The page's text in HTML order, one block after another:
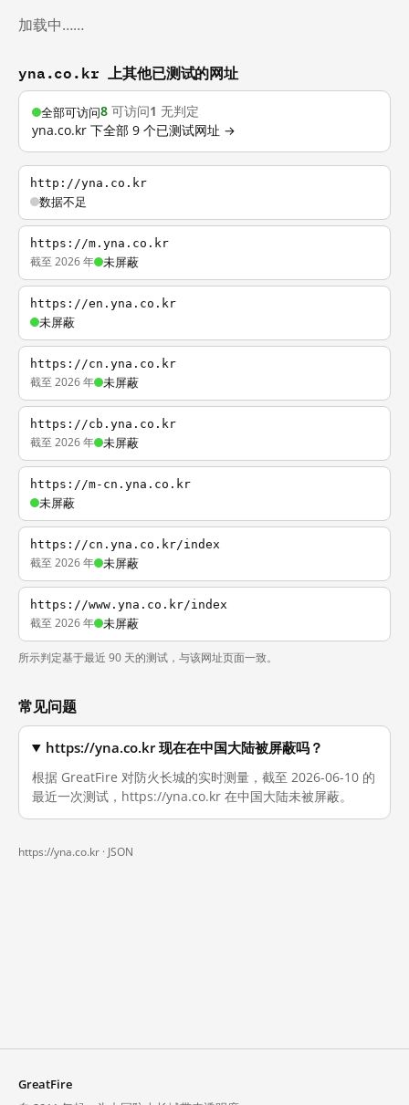
加载中……
yna.co.kr 上其他已测试的网址
全部可访问8 可访问1 无判定
yna.co.kr 下全部 9 个已测试网址 →
http://yna.co.kr
数据不足
https://m.yna.co.kr
截至 2026 年 未屏蔽
https://en.yna.co.kr
未屏蔽
https://cn.yna.co.kr
截至 2026 年 未屏蔽
https://cb.yna.co.kr
截至 2026 年 未屏蔽
https://m-cn.yna.co.kr
未屏蔽
https://cn.yna.co.kr/index
截至 2026 年 未屏蔽
https://www.yna.co.kr/index
截至 2026 年 未屏蔽
所示判定基于最近 90 天的测试，与该网址页面一致。
常见问题
https://yna.co.kr 现在在中国大陆被屏蔽吗？
根据 GreatFire 对防火长城的实时测量，截至 2026-06-10 的
最近一次测试，https://yna.co.kr 在中国大陆未被屏蔽。
https://yna.co.kr · JSON
GreatFire